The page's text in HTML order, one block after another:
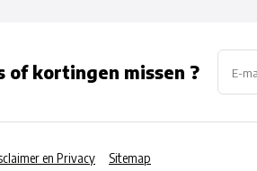
of kortingen missen ?
en Privacy Sitemap